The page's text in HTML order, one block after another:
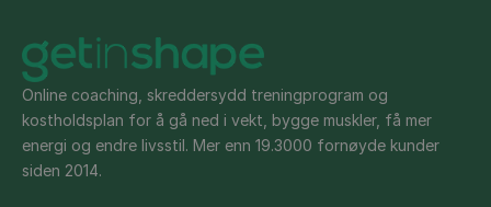
Online coaching, skreddersydd treningprogram og
kostholdsplan for å gå ned i vekt, bygge muskler, få mer
energi og endre livsstil. Mer enn 19.3000 fornøyde kunder
siden 2014.